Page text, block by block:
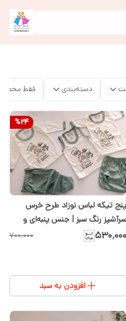
دسته‌بندی فقط
%24
پنج تیکه لباس نوزاد طرح خرس
سرآشپز رنگ سبز | جنس پنبه‌ای و
ضدحساسیت در سیسمونی شیدا
۵۳۰٬۰۰۰ ۷۰۰٬۰۰۰
افزودن به سبد